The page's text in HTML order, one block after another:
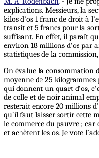
explications. Messieurs, la
kilos d’os 1 franc de droit à
transit et 5 francs pour la
suffisant. En effet, il paraît
environ 18 millions d’os par
statistiques de la
On évalue la consommation
moyenne de 25 kilogrammes
qui donnent un quart d’os,
de colle et de noir animal
resterait encore 20 millions
qu’il faut laisser sortir cette
le commerce du pauvre ; car
et achètent les os. Je vote